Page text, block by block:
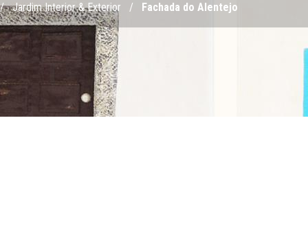
/ Jardim Interior & Exterior / Fachada do Alentejo